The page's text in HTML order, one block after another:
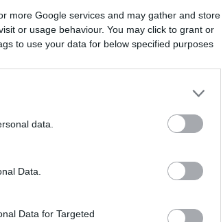
more Google services and may gather and store
or usage behaviour. You may click to grant or
to use your data for below specified purposes
data.
Data.
Data for Targeted
ναυτικοί όλων των
διεθνώς.